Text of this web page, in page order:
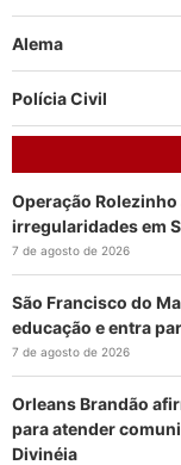
Alema
Polícia Civil
Operação
irregularidades em
7 de agosto de 2026
São Francisco do
educação e entra
7 de agosto de 2026
Orleans Brandão
para atender
Divinéia